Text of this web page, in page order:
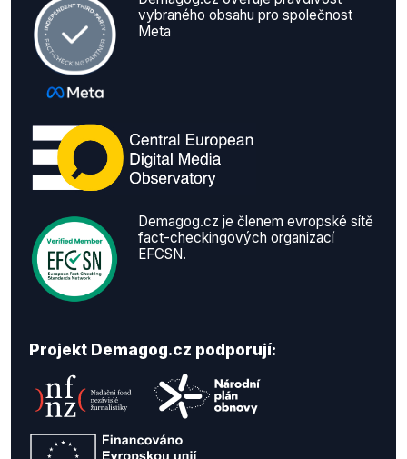
vybraného obsahu pro společnost
Meta
Demagog.cz je členem evropské sítě
fact-checkingových organizací
EFCSN.
Projekt Demagog.cz podporují: